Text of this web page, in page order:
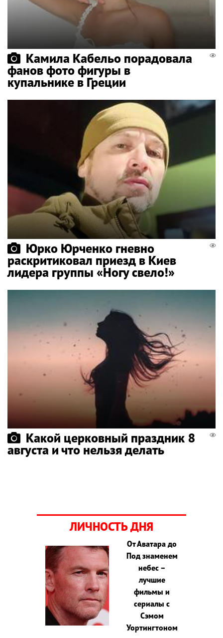
Камила Кабельо порадовала
фанов фото фигуры в
купальнике в Греции
Юрко Юрченко гневно
раскритиковал приезд в Киев
лидера группы «Ногу свело!»
Какой церковный праздник 8
августа и что нельзя делать
ЛИЧНОСТЬ ДНЯ
От Аватара до
Под знаменем
небес –
лучшие
фильмы и
сериалы с
Сэмом
Уортингтоном